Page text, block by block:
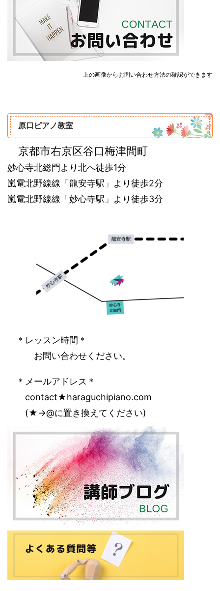
上の画像からお問い合わせ方法の確認ができます
原口ピアノ教室
‌ 京都市右京区谷口梅津間町
妙心寺北総門より北へ徒歩1分
嵐電北野線線「龍安寺駅」より徒歩2分
嵐電北野線線「妙心寺駅」より徒歩3分
‌ ＊レッスン時間＊
‌ ‌ ‌ お問い合わせください。
‌ ＊メールアドレス＊
‌ ‌ contact★haraguchipiano.com
‌ ‌ (★→@に置き換えてください)